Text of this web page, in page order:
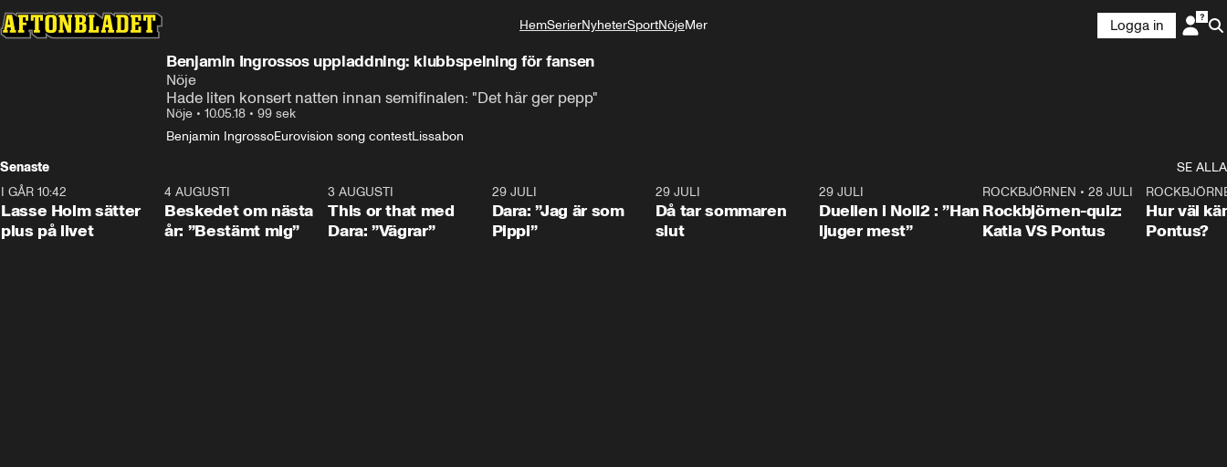
HemSerierNyheterSportNöjeMer
Logga in
Benjamin Ingrossos uppladdning: klubbspelning för fansen
Nöje
Hade liten konsert natten innan semifinalen: "Det här ger pepp"
Nöje • 10.05.18 • 99 sek
Benjamin IngrossoEurovision song contestLissabon
Senaste
SE ALLA
1:04
I GÅR 10:42
Lasse Holm sätter
plus på livet
0:24
4 AUGUSTI
Beskedet om nästa
år: ”Bestämt mig”
3 AUGUSTI
This or that med
Dara: ”Vägrar”
29 JULI
Dara: ”Jag är som
Pippi”
29 JULI
Då tar sommaren
slut
29 JULI
Duellen i Noll2 : ”Han
ljuger mest”
0:15
ROCKBJÖRNEN •28 JULI
Rockbjörnen-quiz:
Katia VS Pontus
Hur väl
Pontus?